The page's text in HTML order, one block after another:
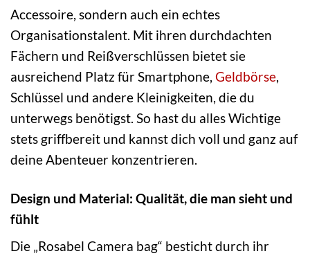
Accessoire, sondern auch ein echtes
Organisationstalent. Mit ihren durchdachten
Fächern und Reißverschlüssen bietet sie
ausreichend Platz für Smartphone, Geldbörse,
Schlüssel und andere Kleinigkeiten, die du
unterwegs benötigst. So hast du alles Wichtige
stets griffbereit und kannst dich voll und ganz auf
deine Abenteuer konzentrieren.
Design und Material: Qualität, die man sieht und
fühlt
Die „Rosabel Camera bag“ besticht durch ihr